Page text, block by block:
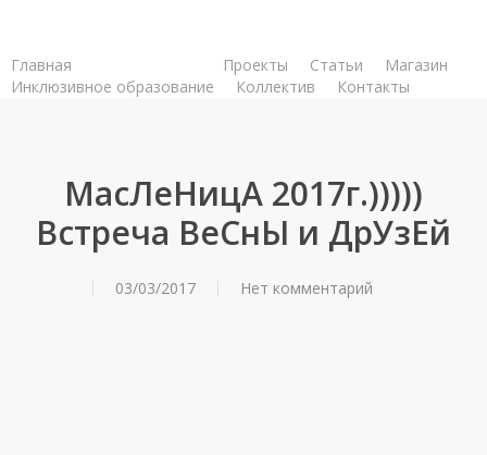
main
content
Главная Проекты Статьи
Магазин
Инклюзивное образование
Коллектив Контакты
МасЛеНицА 2017г.)))))
Встреча ВеСнЫ и ДрУзЕй
03/03/2017 Нет комментарий